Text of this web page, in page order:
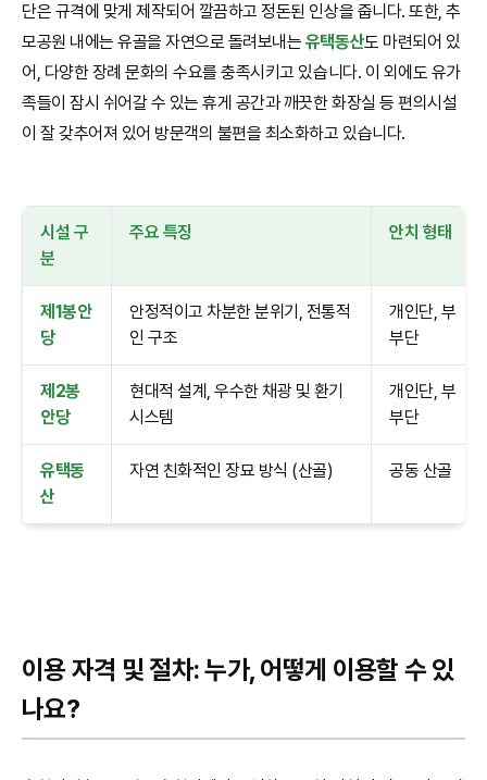
단은 규격에 맞게 제작되어 깔끔하고 정돈된 인상을 줍니다. 또한, 추
모공원 내에는 유골을 자연으로 돌려보내는 유택동산도 마련되어 있
어, 다양한 장례 문화의 수요를 충족시키고 있습니다. 이 외에도 유가
족들이 잠시 쉬어갈 수 있는 휴게 공간과 깨끗한 화장실 등 편의시설
이 잘 갖추어져 있어 방문객의 불편을 최소화하고 있습니다.
시설 구
분
주요 특징 안치 형태
제1봉안
당
안정적이고 차분한 분위기, 전통적
인 구조
개인단, 부
부단
제2봉
안당
현대적 설계, 우수한 채광 및 환기
시스템
개인단, 부
부단
유택동
산
자연 친화적인 장묘 방식 (산골) 공동 산골
이용 자격 및 절차: 누가, 어떻게 이용할 수 있
나요?